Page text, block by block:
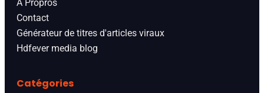
A Propros
Contact
Générateur de titres d'articles viraux
Hdfever media blog
Catégories